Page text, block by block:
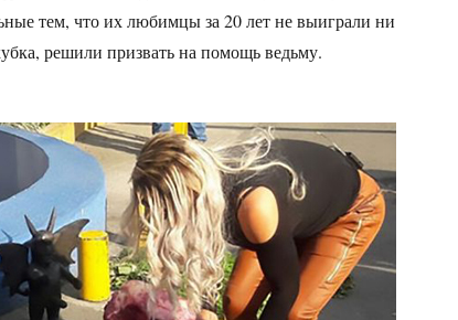
тем, что их любимцы за 20 лет не выиграли ни
решили призвать на помощь ведьму.